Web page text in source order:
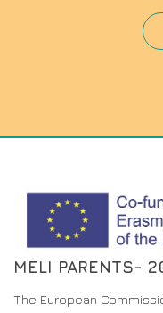
MELI PARENTS-
The European